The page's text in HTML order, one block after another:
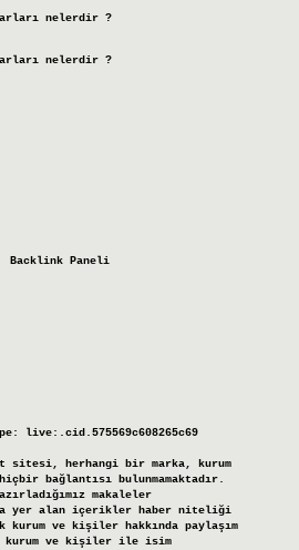
nelerdir ?
nelerdir ?
live:.cid.575569c608265c69
sitesi, herhangi bir marka, kurum
bağlantısı bulunmamaktadır.
makaleler
yer alan içerikler haber niteliği
kurum ve kişiler hakkında paylaşım
kurum ve kişiler ile isim